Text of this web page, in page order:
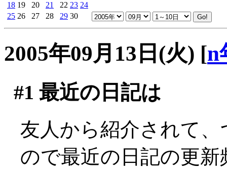
18 19 20 21 22 23 24
25 26 27 28 29 30
2005年09月13日(火) [n
#1 最近の日記は
友人から紹介されて
ので最近の日記の更